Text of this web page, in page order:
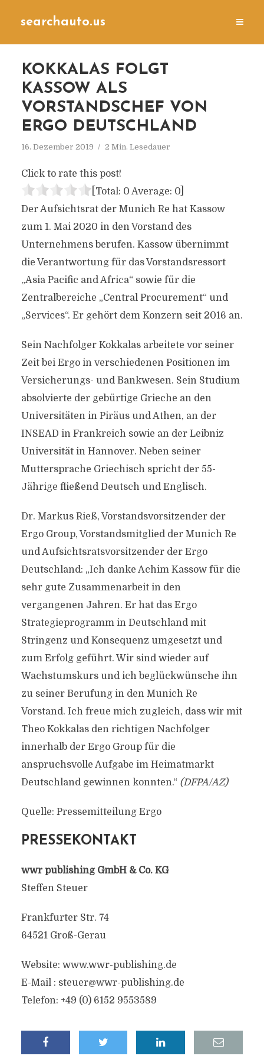
searchauto.us
KOKKALAS FOLGT
KASSOW ALS
VORSTANDSCHEF VON
ERGO DEUTSCHLAND
16. Dezember 2019 2 Min. Lesedauer
Click to rate this post!
[Total: 0 Average: 0]
Der Aufsichtsrat der Munich Re hat Kassow
zum 1. Mai 2020 in den Vorstand des
Unternehmens berufen. Kassow übernimmt
die Verantwortung für das Vorstandsressort
„Asia Pacific and Africa“ sowie für die
Zentralbereiche „Central Procurement“ und
„Services“. Er gehört dem Konzern seit 2016 an.
Sein Nachfolger Kokkalas arbeitete vor seiner
Zeit bei Ergo in verschiedenen Positionen im
Versicherungs- und Bankwesen. Sein Studium
absolvierte der gebürtige Grieche an den
Universitäten in Piräus und Athen, an der
INSEAD in Frankreich sowie an der Leibniz
Universität in Hannover. Neben seiner
Muttersprache Griechisch spricht der 55-
Jährige fließend Deutsch und Englisch.
Dr. Markus Rieß, Vorstandsvorsitzender der
Ergo Group, Vorstandsmitglied der Munich Re
und Aufsichtsratsvorsitzender der Ergo
Deutschland: „Ich danke Achim Kassow für die
sehr gute Zusammenarbeit in den
vergangenen Jahren. Er hat das Ergo
Strategieprogramm in Deutschland mit
Stringenz und Konsequenz umgesetzt und
zum Erfolg geführt. Wir sind wieder auf
Wachstumskurs und ich beglückwünsche ihn
zu seiner Berufung in den Munich Re
Vorstand. Ich freue mich zugleich, dass wir mit
Theo Kokkalas den richtigen Nachfolger
innerhalb der Ergo Group für die
anspruchsvolle Aufgabe im Heimatmarkt
Deutschland gewinnen konnten.“ (DFPA/AZ)
Quelle: Pressemitteilung Ergo
PRESSEKONTAKT
wwr publishing GmbH & Co. KG
Steffen Steuer
Frankfurter Str. 74
64521 Groß-Gerau
Website: www.wwr-publishing.de
E-Mail : steuer@wwr-publishing.de
Telefon: +49 (0) 6152 9553589